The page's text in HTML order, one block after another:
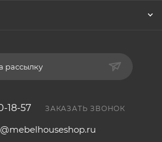
рассылку
18-57 ЗАКАЗАТЬ ЗВОНОК